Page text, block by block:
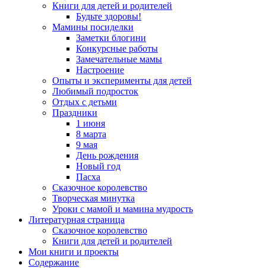
Книги для детей и родителей
Будьте здоровы!
Мамины посиделки
Заметки блогини
Конкурсные работы
Замечательные мамы
Настроение
Опыты и эксперименты для детей
Любимый подросток
Отдых с детьми
Праздники
1 июня
8 марта
9 мая
День рождения
Новый год
Пасха
Сказочное королевство
Творческая минутка
Уроки с мамой и мамина мудрость
Литературная страница
Сказочное королевство
Книги для детей и родителей
Мои книги и проекты
Содержание